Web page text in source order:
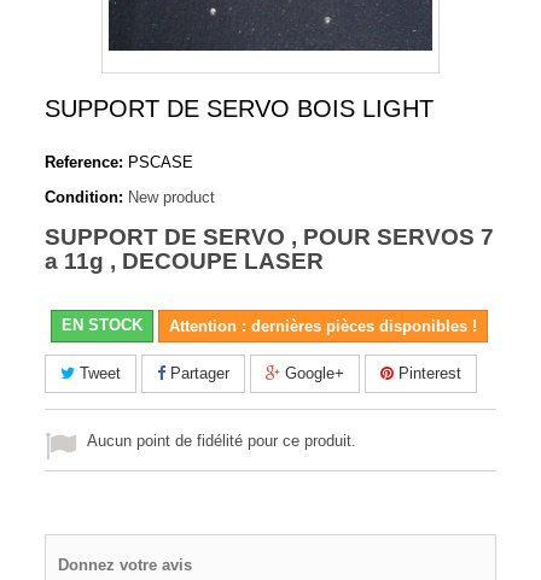
SUPPORT DE SERVO BOIS LIGHT
Reference: PSCASE
Condition: New product
SUPPORT DE SERVO , POUR SERVOS 7
a 11g , DECOUPE LASER
EN STOCK Attention : dernières pièces disponibles !
Tweet Partager Google+ Pinterest
Aucun point de fidélité pour ce produit.
Donnez votre avis